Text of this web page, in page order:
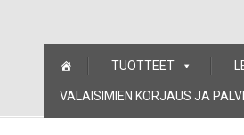
TUOTTEET
VALAISIMIEN KORJAUS JA